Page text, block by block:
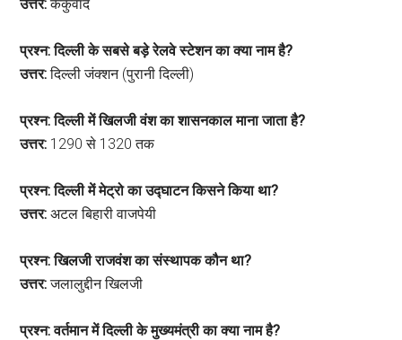
उत्तर:कैकुवाद
प्रश्न: दिल्ली के सबसे बड़े रेलवे स्टेशन का क्या नाम है?
उत्तर:दिल्ली जंक्शन (पुरानी दिल्ली)
प्रश्न: दिल्ली में खिलजी वंश का शासनकाल माना जाता है?
उत्तर: 1290 से 1320 तक
प्रश्न: दिल्ली में मेट्रो का उद्घाटन किसने किया था?
उत्तर: अटल बिहारी वाजपेयी
प्रश्न: खिलजी राजवंश का संस्थापक कौन था?
उत्तर:जलालुद्दीन खिलजी
प्रश्न: वर्तमान में दिल्ली के मुख्यमंत्री का क्या नाम है?